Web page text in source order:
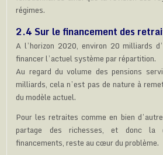
régimes.
2.4 Sur le financement des
A l’horizon 2020, environ 20 milliards
financer l’actuel système par répartition.
Au regard du volume des pensions
milliards, cela n’est pas de nature à
du modèle actuel.
Pour les retraites comme en bien
partage des richesses, et donc la
financements, reste au cœur du problème.